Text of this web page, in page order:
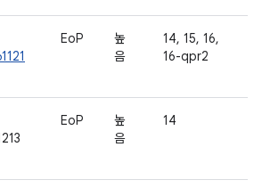
EoP
높
음
14, 15, 16,
16-qpr2
EoP
높
음
14